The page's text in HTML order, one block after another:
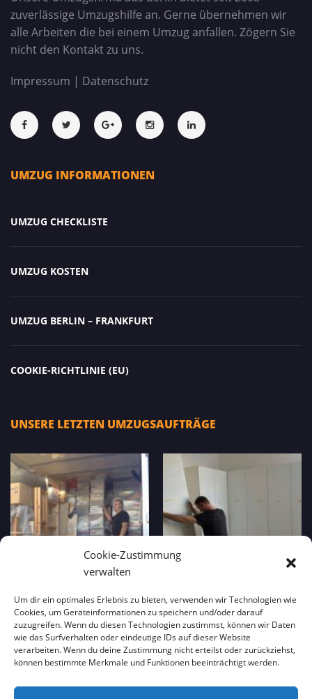
Cookie-Zustimmung
verwalten
Um dir ein optimales Erlebnis zu bieten, verwenden wir Technologien wie
Cookies, um Geräteinformationen zu speichern und/oder darauf
zuzugreifen. Wenn du diesen Technologien zustimmst, können wir Daten
wie das Surfverhalten oder eindeutige IDs auf dieser Website
verarbeiten. Wenn du deine Zustimmung nicht erteilst oder zurückziehst,
können bestimmte Merkmale und Funktionen beeinträchtigt werden.
zuverlässige Umzugshilfe an. Gerne übernehmen wir
alle Arbeiten die bei einem Umzug anfallen. Zögern Sie
nicht den Kontakt zu uns.
Impressum | Datenschutz
UMZUG INFORMATIONEN
UMZUG CHECKLISTE
UMZUG KOSTEN
UMZUG BERLIN – FRANKFURT
COOKIE-RICHTLINIE (EU)
UNSERE LETZTEN UMZUGSAUFTRÄGE